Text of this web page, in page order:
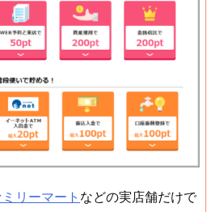
リーマート などの実店舗だけで